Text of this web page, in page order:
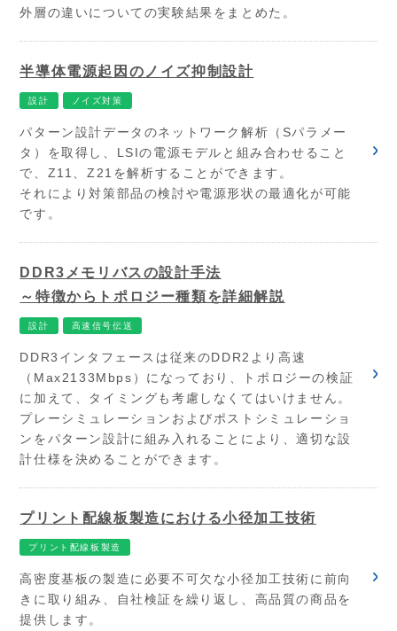
外層の違いについての実験結果をまとめた。
半導体電源起因のノイズ抑制設計
設計 ノイズ対策
パターン設計データのネットワーク解析（Sパラメー
タ）を取得し、LSIの電源モデルと組み合わせること
で、Z11、Z21を解析することができます。
それにより対策部品の検討や電源形状の最適化が可能
です。
DDR3メモリバスの設計手法
～特徴からトポロジー種類を詳細解説
設計 高速信号伝送
DDR3インタフェースは従来のDDR2より高速
（Max2133Mbps）になっており、トポロジーの検証
に加えて、タイミングも考慮しなくてはいけません。
プレーシミュレーションおよびポストシミュレーショ
ンをパターン設計に組み入れることにより、適切な設
計仕様を決めることができます。
プリント配線板製造における小径加工技術
プリント配線板製造
高密度基板の製造に必要不可欠な小径加工技術に前向
きに取り組み、自社検証を繰り返し、高品質の商品を
提供します。